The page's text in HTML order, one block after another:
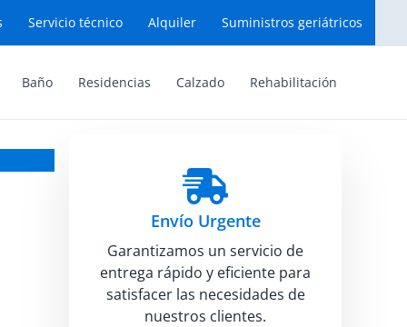
Servicio técnico Alquiler Suministros geriátricos
Baño Residencias Calzado Rehabilitación
Envío Urgente
Garantizamos un servicio de
entrega rápido y eficiente para
satisfacer las necesidades de
nuestros clientes.